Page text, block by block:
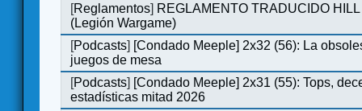
[Reglamentos] REGLAMENTO TRADUCIDO
(Legión Wargame)
[Podcasts] [Condado Meeple] 2x32 (56): La
juegos de mesa
[Podcasts] [Condado Meeple] 2x31 (55): Tops,
estadísticas mitad 2026